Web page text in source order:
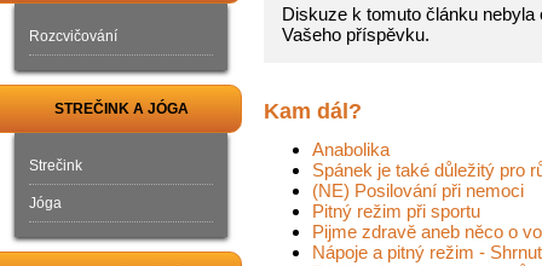
Diskuze k tomuto článku
Vašeho příspěvku.
Kam dál?
Anabolika
Spánek je také důležitý pro
(NE) Posilování při nemoci
Pitný režim při sportu
Pijme zdravě aneb něco o
Nápoje a pitný režim -
Rozcvičování
STREČINK A JÓGA
Strečink
Jóga